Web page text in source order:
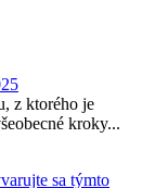
z ktorého je
kroky...